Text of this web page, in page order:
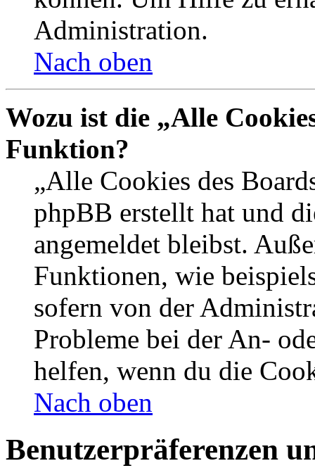
Administration.
Nach oben
Wozu ist die „Alle
Funktion?
„Alle Cookies des
phpBB erstellt hat und
angemeldet bleibst.
Funktionen, wie
sofern von der
Probleme bei der An-
helfen, wenn du die
Nach oben
Benutzerpräferenzen